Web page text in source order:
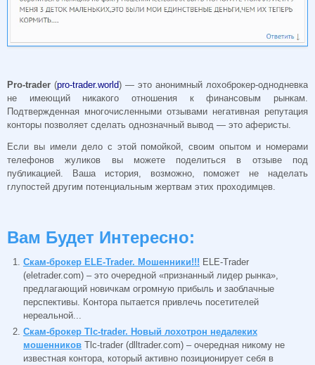
Pro-trader (pro-trader.world) — это анонимный лохоброкер-однодневка
не имеющий никакого отношения к финансовым рынкам.
Подтвержденная многочисленными отзывами негативная репутация
конторы позволяет сделать однозначный вывод — это аферисты.
Если вы имели дело с этой помойкой, своим опытом и номерами
телефонов жуликов вы можете поделиться в отзыве под
публикацией. Ваша история, возможно, поможет не наделать
глупостей другим потенциальным жертвам этих проходимцев.
Вам Будет Интересно:
Скам-брокер ELE-Trader. Мошенники!!! ELE-Trader
(eletrader.com) – это очередной «признанный лидер рынка»,
предлагающий новичкам огромную прибыль и заоблачные
перспективы. Контора пытается привлечь посетителей
нереальной...
Скам-брокер Tlc-trader. Новый лохотрон недалеких
мошенников Tlc-trader (dlltrader.com) – очередная никому не
известная контора, который активно позиционирует себя в